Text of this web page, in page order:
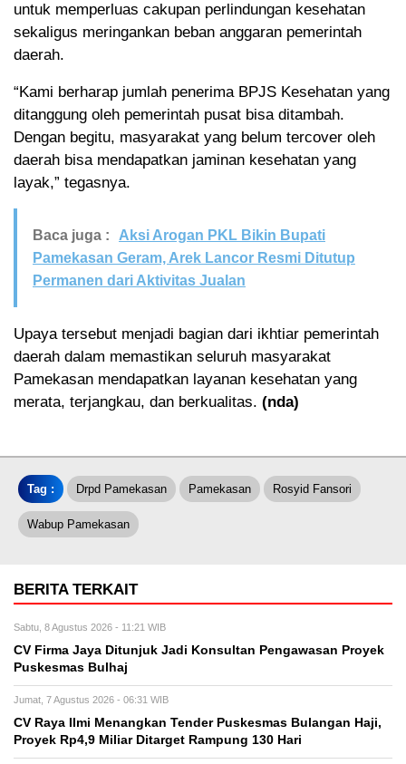
untuk memperluas cakupan perlindungan kesehatan
sekaligus meringankan beban anggaran pemerintah
daerah.
“Kami berharap jumlah penerima BPJS Kesehatan yang
ditanggung oleh pemerintah pusat bisa ditambah.
Dengan begitu, masyarakat yang belum tercover oleh
daerah bisa mendapatkan jaminan kesehatan yang
layak,” tegasnya.
Baca juga :
Aksi Arogan PKL Bikin Bupati
Pamekasan Geram, Arek Lancor Resmi Ditutup
Permanen dari Aktivitas Jualan
Upaya tersebut menjadi bagian dari ikhtiar pemerintah
daerah dalam memastikan seluruh masyarakat
Pamekasan mendapatkan layanan kesehatan yang
merata, terjangkau, dan berkualitas. (nda)
Tag : Drpd Pamekasan Pamekasan Rosyid Fansori
Wabup Pamekasan
BERITA TERKAIT
Sabtu, 8 Agustus 2026 - 11:21 WIB
CV Firma Jaya Ditunjuk Jadi Konsultan Pengawasan Proyek
Puskesmas Bulhaj
Jumat, 7 Agustus 2026 - 06:31 WIB
CV Raya Ilmi Menangkan Tender Puskesmas Bulangan Haji,
Proyek Rp4,9 Miliar Ditarget Rampung 130 Hari